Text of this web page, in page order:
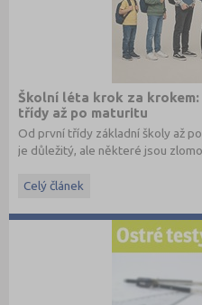
Školní léta krok za
třídy až po maturitu
Od první třídy základní školy až
je důležitý, ale některé jsou
Celý článek